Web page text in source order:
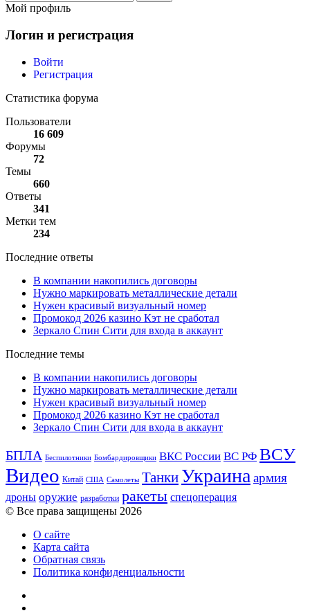
Мой профиль
Логин и регистрация
Войти
Регистрация
Статистика форума
Пользователи
16 609
Форумы
72
Темы
660
Ответы
341
Метки тем
234
Последние ответы
В компании накопились договоры
Нужно маркировать металлические детали
Нужен красивый визуальный номер
Промокод 2026 казино Кэт не сработал
Зеркало Спин Сити для входа в аккаунт
Последние темы
В компании накопились договоры
Нужно маркировать металлические детали
Нужен красивый визуальный номер
Промокод 2026 казино Кэт не сработал
Зеркало Спин Сити для входа в аккаунт
БПЛА Беспилотники Бомбардировщики ВКС России ВС РФ ВСУ
Видео Китай США Самолеты Танки Украина армия
дроны оружие разработки ракеты спецоперация
© Все права защищены 2026
О сайте
Карта сайта
Обратная связь
Политика конфиденциальности